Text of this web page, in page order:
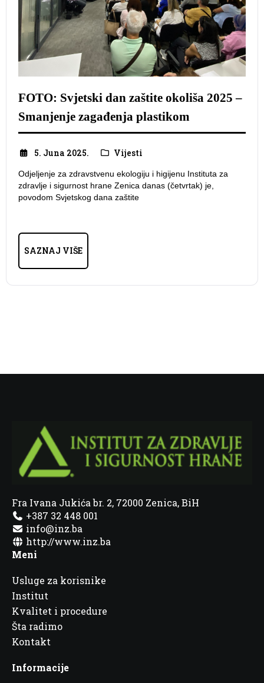
FOTO: Svjetski dan zaštite okoliša 2025 –
Smanjenje zagađenja plastikom
5. Juna 2025. Vijesti
​Odjeljenje za zdravstvenu ekologiju i higijenu Instituta za
zdravlje i sigurnost hrane Zenica danas (četvrtak) je,
povodom Svjetskog dana zaštite
SAZNAJ VIŠE
Fra Ivana Jukića br. 2, 72000 Zenica, BiH
+387 32 448 001
info@inz.ba
http://www.inz.ba
Meni
Usluge za korisnike
Institut
Kvalitet i procedure
Šta radimo
Kontakt
Informacije